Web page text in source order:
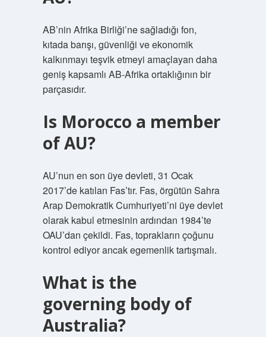
AB’nin Afrika Birliği’ne sağladığı fon,
kıtada barışı, güvenliği ve ekonomik
kalkınmayı teşvik etmeyi amaçlayan daha
geniş kapsamlı AB-Afrika ortaklığının bir
parçasıdır.
Is Morocco a member
of AU?
AU’nun en son üye devleti, 31 Ocak
2017’de katılan Fas’tır. Fas, örgütün Sahra
Arap Demokratik Cumhuriyeti’ni üye devlet
olarak kabul etmesinin ardından 1984’te
OAU’dan çekildi. Fas, toprakların çoğunu
kontrol ediyor ancak egemenlik tartışmalı.
What is the
governing body of
Australia?